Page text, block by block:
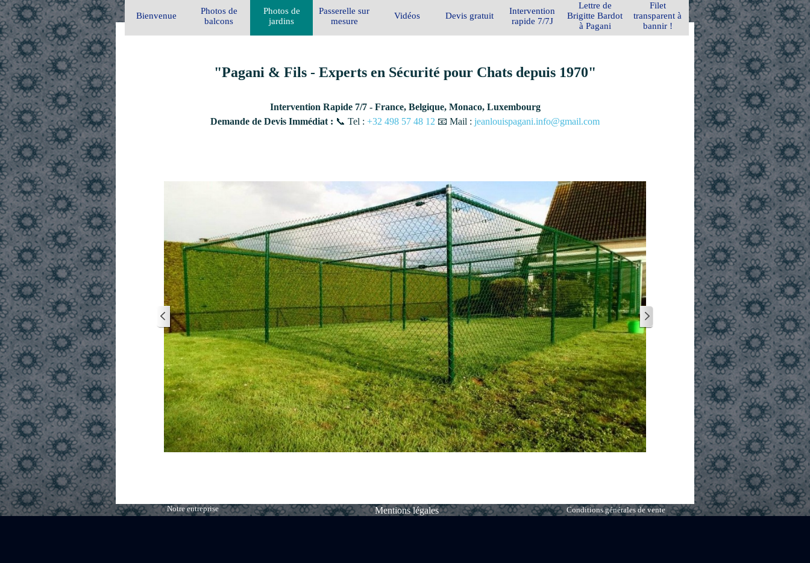
Bienvenue
Photos de
balcons
Photos de
jardins
Passerelle sur
mesure
Vidéos Devis gratuit
Intervention
rapide 7/7J
Lettre de
Brigitte Bardot
à Pagani
Filet
transparent à
bannir !
"Pagani & Fils - Experts en Sécurité pour Chats depuis 1970"
Intervention Rapide 7/7 - France, Belgique, Monaco, Luxembourg
Demande de Devis Immédiat : 📞 Tel : +32 498 57 48 12 📧 Mail : jeanlouispagani.info@gmail.com
Notre entreprise Mentions légales Conditions générales de vente